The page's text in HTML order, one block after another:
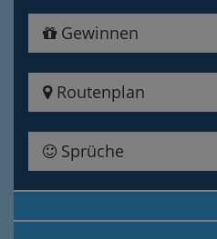
Gewinnen
Routenplan
Sprüche